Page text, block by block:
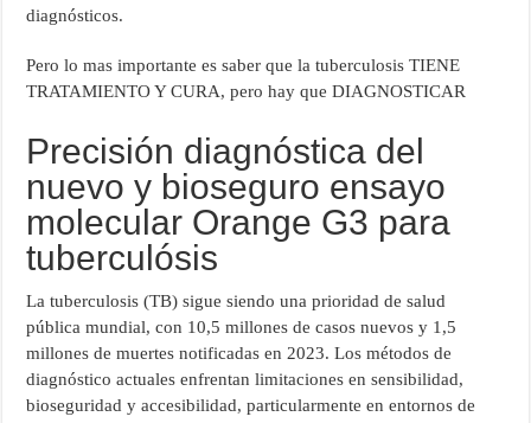
diagnósticos.
Pero lo mas importante es saber que la tuberculosis TIENE
TRATAMIENTO Y CURA, pero hay que DIAGNOSTICAR
Precisión diagnóstica del
nuevo y bioseguro ensayo
molecular Orange G3 para
tuberculósis
La tuberculosis (TB) sigue siendo una prioridad de salud
pública mundial, con 10,5 millones de casos nuevos y 1,5
millones de muertes notificadas en 2023. Los métodos de
diagnóstico actuales enfrentan limitaciones en sensibilidad,
bioseguridad y accesibilidad, particularmente en entornos de